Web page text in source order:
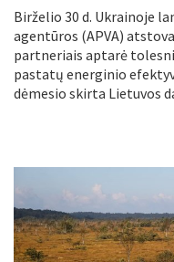
Birželio 30 d. Ukrainoje
agentūros (APVA)
partneriais aptarė
pastatų energinio
dėmesio skirta Lietuvos